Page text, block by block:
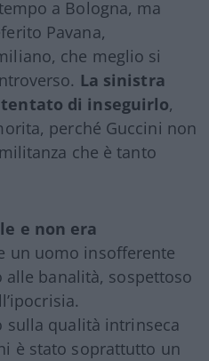
a Bologna, ma
Pavana,
che meglio si
La sinistra
di inseguirlo,
perché Guccini non
che è tanto
e non era
un uomo insofferente
banalità, sospettoso
sulla qualità intrinseca
è stato soprattutto un